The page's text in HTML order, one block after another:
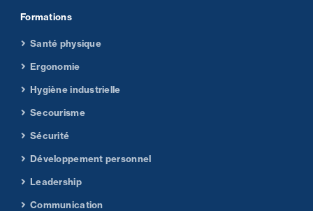
Formations
Santé physique
Ergonomie
Hygiène industrielle
Secourisme
Sécurité
Développement personnel
Leadership
Communication